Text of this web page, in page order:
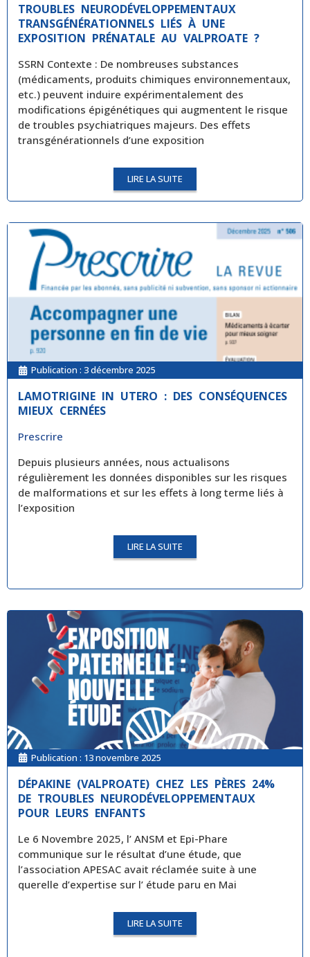
TROUBLES NEURODÉVELOPPEMENTAUX
TRANSGÉNÉRATIONNELS LIÉS À UNE
EXPOSITION PRÉNATALE AU VALPROATE ?
SSRN Contexte : De nombreuses substances
(médicaments, produits chimiques environnementaux,
etc.) peuvent induire expérimentalement des
modifications épigénétiques qui augmentent le risque
de troubles psychiatriques majeurs. Des effets
transgénérationnels d’une exposition
LIRE LA SUITE
Publication : 3 décembre 2025
LAMOTRIGINE IN UTERO : DES CONSÉQUENCES
MIEUX CERNÉES
Prescrire
Depuis plusieurs années, nous actualisons
régulièrement les données disponibles sur les risques
de malformations et sur les effets à long terme liés à
l’exposition
LIRE LA SUITE
Publication : 13 novembre 2025
DÉPAKINE (VALPROATE) CHEZ LES PÈRES 24%
DE TROUBLES NEURODÉVELOPPEMENTAUX
POUR LEURS ENFANTS
Le 6 Novembre 2025, l’ ANSM et Epi-Phare
communique sur le résultat d’une étude, que
l’association APESAC avait réclamée suite à une
querelle d’expertise sur l’ étude paru en Mai
LIRE LA SUITE